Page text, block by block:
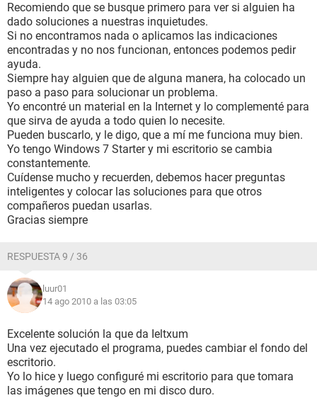
Recomiendo que se busque primero para ver si alguien ha
dado soluciones a nuestras inquietudes.
Si no encontramos nada o aplicamos las indicaciones
encontradas y no nos funcionan, entonces podemos pedir
ayuda.
Siempre hay alguien que de alguna manera, ha colocado un
paso a paso para solucionar un problema.
Yo encontré un material en la Internet y lo complementé para
que sirva de ayuda a todo quien lo necesite.
Pueden buscarlo, y le digo, que a mí me funciona muy bien.
Yo tengo Windows 7 Starter y mi escritorio se cambia
constantemente.
Cuídense mucho y recuerden, debemos hacer preguntas
inteligentes y colocar las soluciones para que otros
compañeros puedan usarlas.
Gracias siempre
RESPUESTA 9 / 36
luur01
14 ago 2010 a las 03:05
Excelente solución la que da Ieltxum
Una vez ejecutado el programa, puedes cambiar el fondo del
escritorio.
Yo lo hice y luego configuré mi escritorio para que tomara
las imágenes que tengo en mi disco duro.